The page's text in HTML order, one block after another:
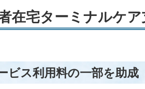
在宅ターミナルケ
ビス利用料の一部を助成